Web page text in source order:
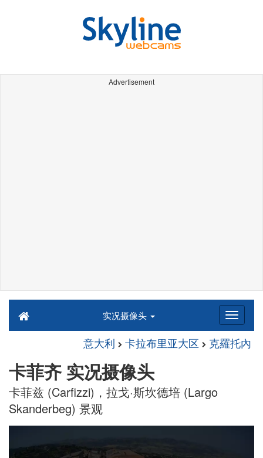
Advertisement
实况摄像头
意大利 卡拉布里亚大区 克羅托內
卡菲齐 实况摄像头
卡菲兹 (Carfizzi)，拉戈·斯坎德培 (Largo
Skanderbeg) 景观